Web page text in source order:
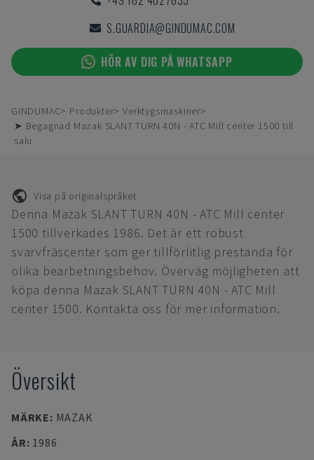
S.GUARDIA@GINDUMAC.COM
HÖR AV DIG PÅ WHATSAPP
GINDUMAC Produkter
Verktygsmaskiner
➤ Begagnad Mazak SLANT TURN 40N - ATC Mill center 1500 till
salu
Visa på originalspråket
Denna Mazak SLANT TURN 40N - ATC Mill center
1500 tillverkades 1986. Det är ett robust
svarvfräscenter som ger tillförlitlig prestanda för
olika bearbetningsbehov. Överväg möjligheten att
köpa denna Mazak SLANT TURN 40N - ATC Mill
center 1500. Kontakta oss för mer information.
Översikt
MÄRKE: MAZAK
ÅR: 1986